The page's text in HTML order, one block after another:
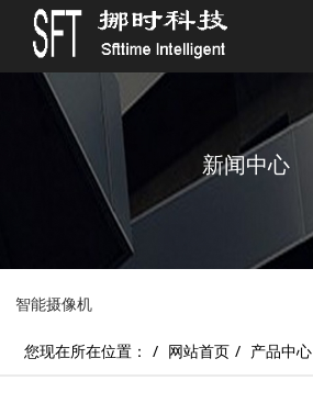
新闻中心
智能摄像机
您现在所在位置： 网站首页 产品中心